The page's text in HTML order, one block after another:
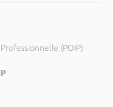
(POIP)